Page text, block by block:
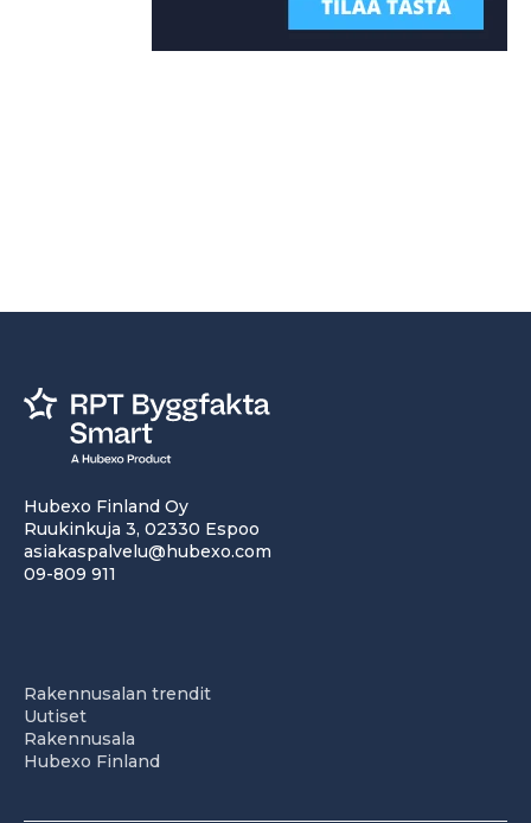
Hubexo Finland Oy
Ruukinkuja 3, 02330 Espoo
asiakaspalvelu@hubexo.com
09-809 911
Rakennusalan trendit
Uutiset
Rakennusala
Hubexo Finland